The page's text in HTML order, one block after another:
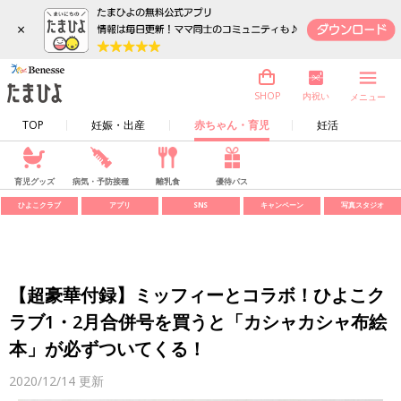
×
TOP 妊娠・出産 赤ちゃん・育児 妊活
SHOP 内祝い メニュー
育児グッズ 病気・予防接種 離乳食 優待パス
ひよこクラブ アプリ SNS キャンペーン 写真スタジオ
【超豪華付録】ミッフィーとコラボ！ひよこク
ラブ1・2月合併号を買うと「カシャカシャ布絵
本」が必ずついてくる！
2020/12/14 更新